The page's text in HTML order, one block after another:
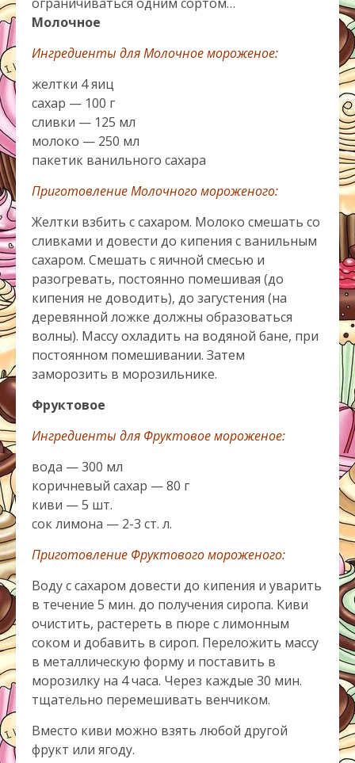
Молочное
Ингредиенты для Молочное мороженое:
желтки 4 яиц
сахар — 100 г
сливки — 125 мл
молоко — 250 мл
пакетик ванильного сахара
Приготовление Молочного мороженого:
Желтки взбить с сахаром. Молоко смешать со
сливками и довести до кипения с ванильным
сахаром. Смешать с яичной смесью и
разогревать, постоянно помешивая (до
кипения не доводить), до загустения (на
деревянной ложке должны образоваться
волны). Массу охладить на водяной бане, при
постоянном помешивании. Затем
заморозить в морозильнике.
Фруктовое
Ингредиенты для Фруктовое мороженое:
вода — 300 мл
коричневый сахар — 80 г
киви — 5 шт.
сок лимона — 2-3 ст. л.
Приготовление Фруктового мороженого:
Воду с сахаром довести до кипения и уварить
в течение 5 мин. до получения сиропа. Киви
очистить, растереть в пюре с лимонным
соком и добавить в сироп. Переложить массу
в металлическую форму и поставить в
морозилку на 4 часа. Через каждые 30 мин.
тщательно перемешивать венчиком.
Вместо киви можно взять любой другой
фрукт или ягоду.